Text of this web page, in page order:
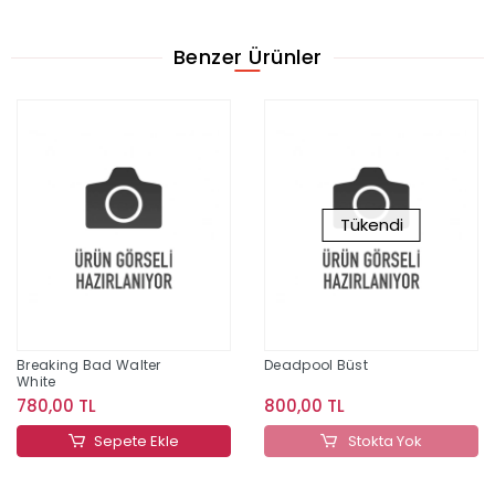
Benzer Ürünler
Breaking Bad Walter
White
780,00 TL
Sepete Ekle
Tükendi
Deadpool Büst
800,00 TL
Stokta Yok